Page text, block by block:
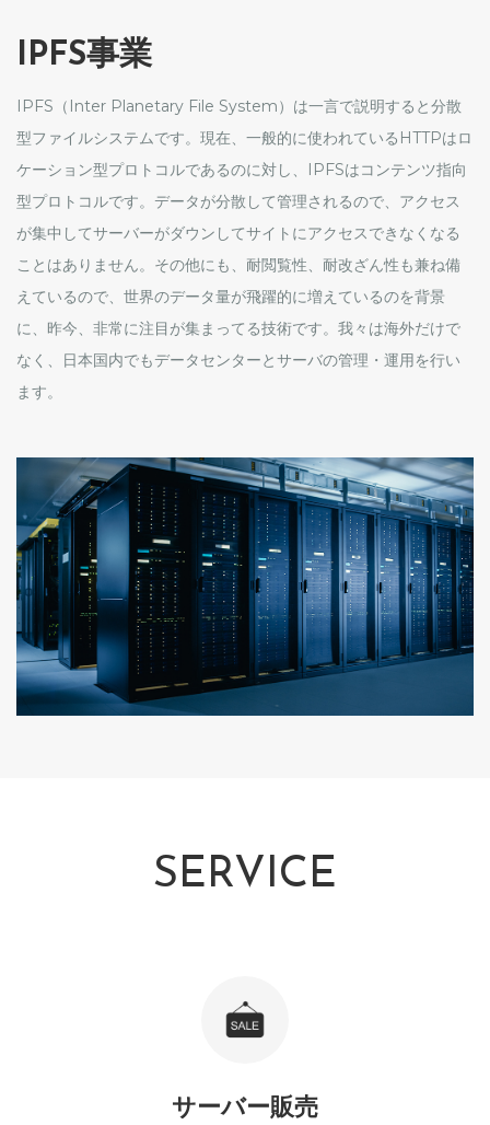
IPFS事業
IPFS（Inter Planetary File System）は一言で説明すると分散
型ファイルシステムです。現在、一般的に使われているHTTPはロ
ケーション型プロトコルであるのに対し、IPFSはコンテンツ指向
型プロトコルです。データが分散して管理されるので、アクセス
が集中してサーバーがダウンしてサイトにアクセスできなくなる
ことはありません。その他にも、耐閲覧性、耐改ざん性も兼ね備
えているので、世界のデータ量が飛躍的に増えているのを背景
に、昨今、非常に注目が集まってる技術です。我々は海外だけで
なく、日本国内でもデータセンターとサーバの管理・運用を行い
ます。
SERVICE
サーバー販売